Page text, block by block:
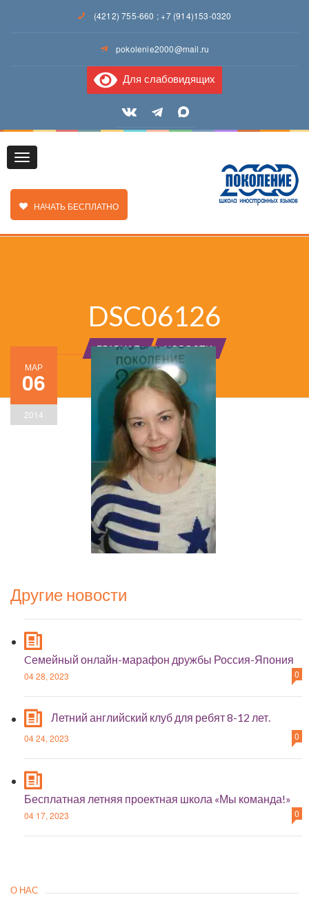
(4212) 755-660 ;+7 (914)153-0320
pokolenie2000@mail.ru
Для слабовидящих
Toggle
ЗАКАЗАТЬ ЗВОНОК
НАЧАТЬ БЕСПЛАТНО
DSC06126
ГЛАВНАЯ НОВОСТИ
МАР
06
2014
Другие новости
Cемейный онлайн-марафон дружбы Россия-Япония
04 28, 2023 0
Летний английский клуб для ребят 8-12 лет.
04 24, 2023 0
Бесплатная летняя проектная школа «Мы команда!»
04 17, 2023 0
О НАС